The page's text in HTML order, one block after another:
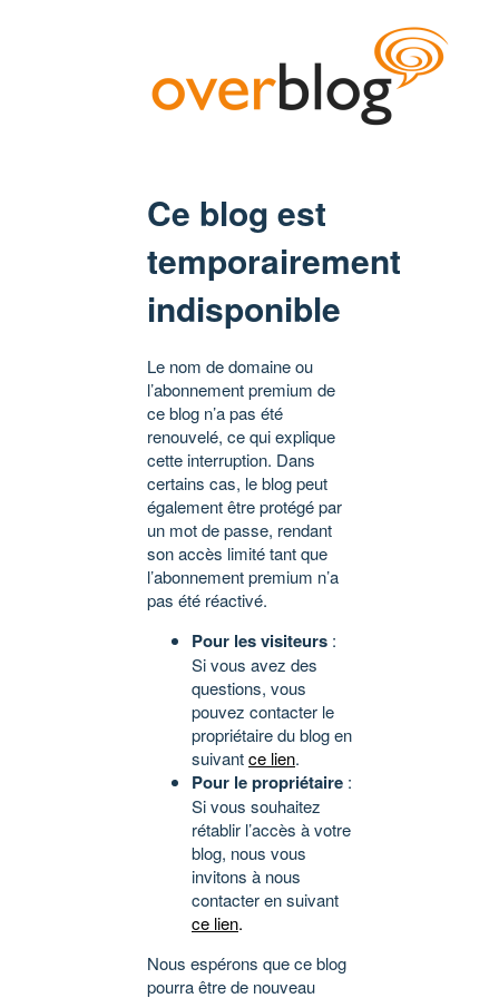
Ce blog est
temporairement
indisponible
Le nom de domaine ou
l’abonnement premium de
ce blog n’a pas été
renouvelé, ce qui explique
cette interruption. Dans
certains cas, le blog peut
également être protégé par
un mot de passe, rendant
son accès limité tant que
l’abonnement premium n’a
pas été réactivé.
Pour les visiteurs :
Si vous avez des
questions, vous
pouvez contacter le
propriétaire du blog en
suivantce lien.
Pour le propriétaire :
Si vous souhaitez
rétablir l’accès à votre
blog, nous vous
invitons à nous
contacter en suivant
ce lien.
Nous espérons que ce blog
pourra être de nouveau